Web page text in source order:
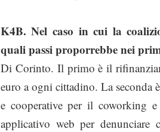
K4B. Nel caso in cui la
quali passi proporrebbe nei
Di Corinto. Il primo è il
euro a ogni cittadino. La seconda
e cooperative per il coworking
applicativo web per denunciare